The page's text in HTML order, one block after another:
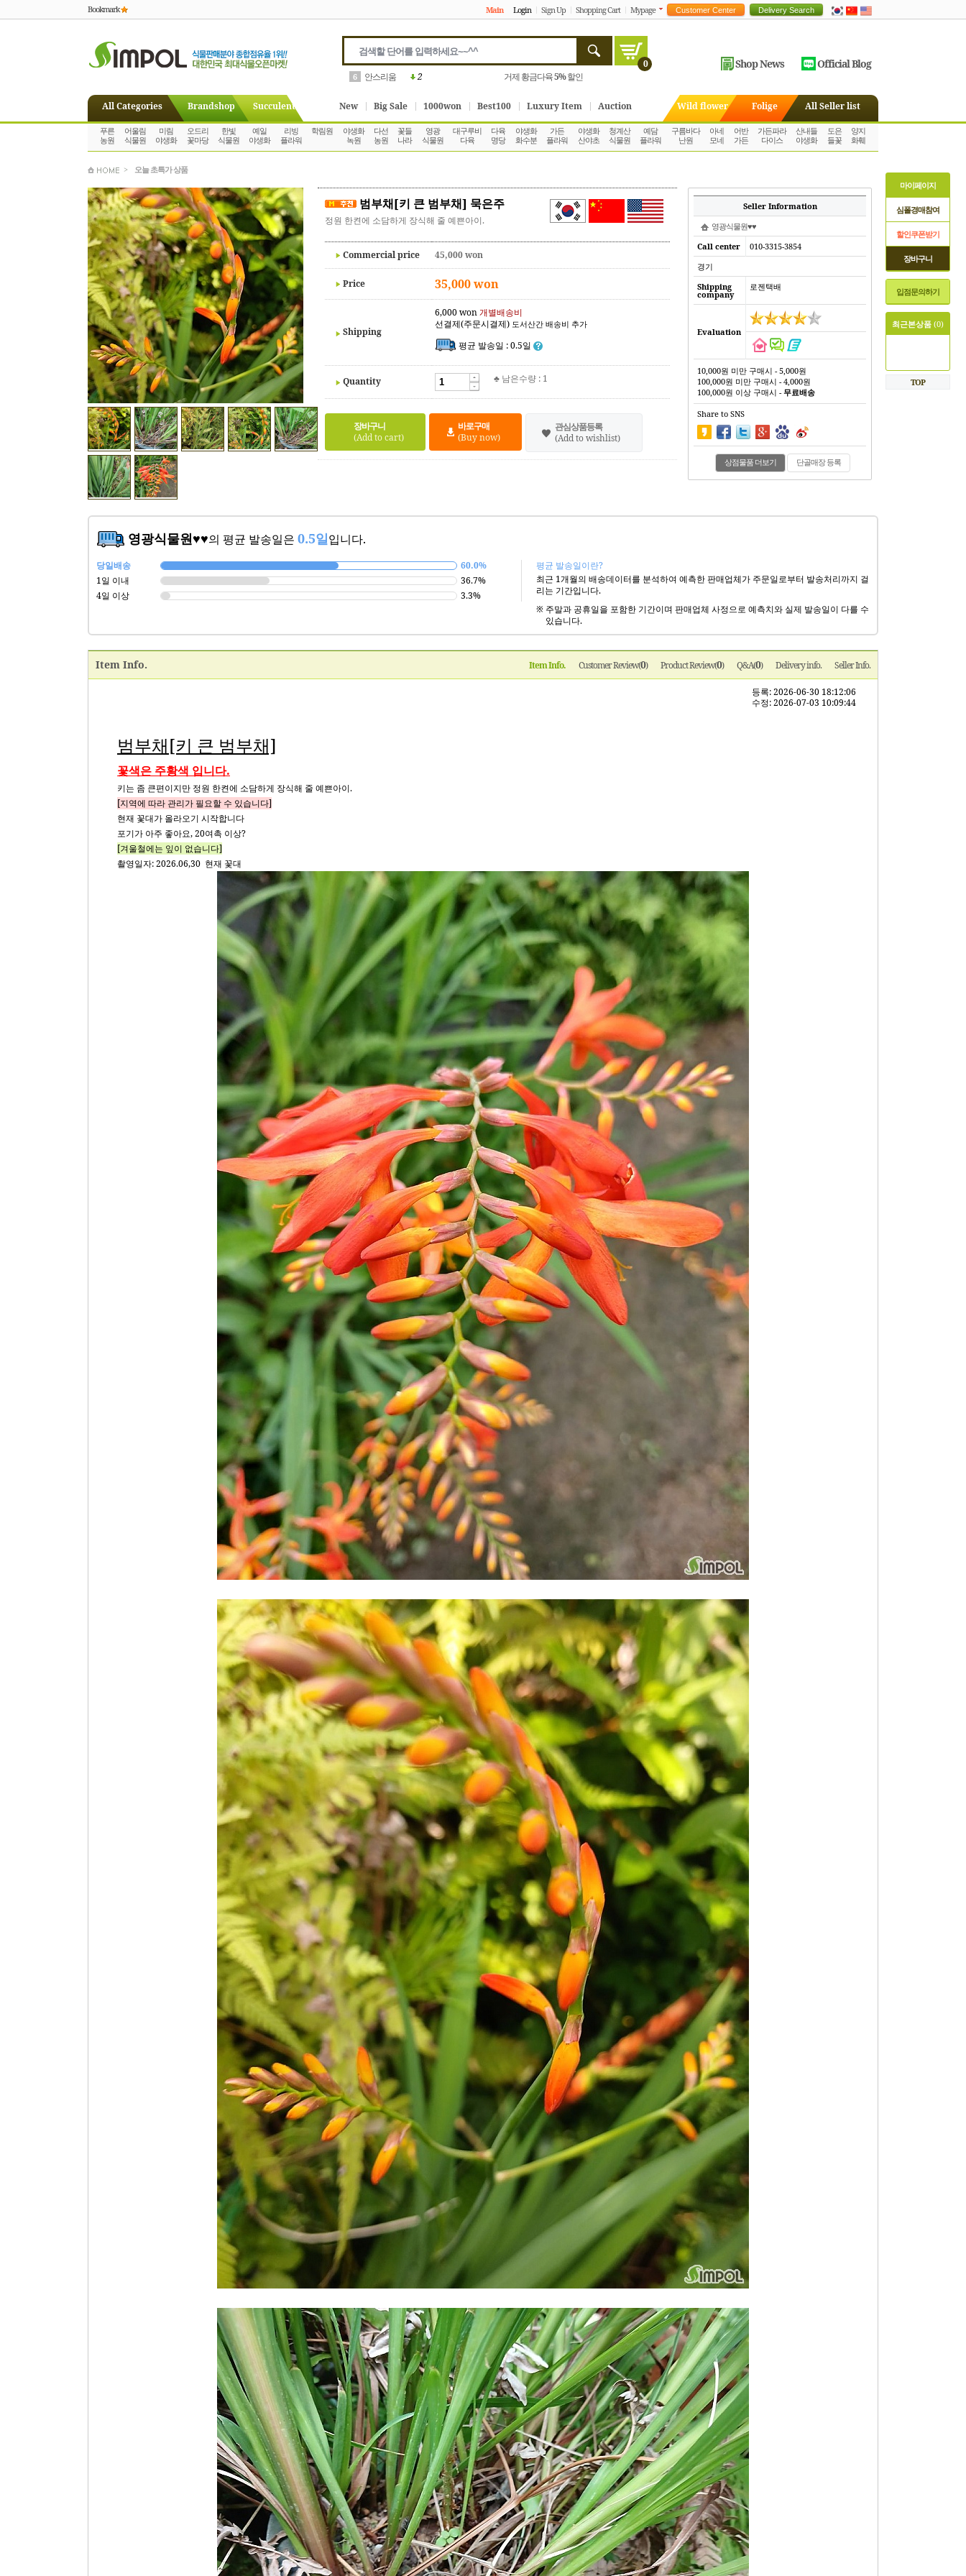
Bookmark Main Login Sign Up Shopping Cart Mypage
0
7 고사리 2 거제 황금다육10%할인
Shop News Official Blog
All Categories Brandshop Succulent New Big Sale 1000won Best100 Luxury Item Auction Wild flower Folige All Seller list
푸른
농원
어울림
식물원
미림
야생화
오드리
꽃마당
한빛
식물원
예일
야생화
리빙
플라워
학림원
야생화
녹원
다선
농원
꽃들
나라
영광
식물원
대구루비
다육
다육
명당
야생화
화수분
가든
플라워
야생화
산야초
청계산
식물원
예담
플라워
구름바다
난원
아네
모네
어반
가든
가든파라
다이스
산내들
야생화
도은
들꽃
양지
화훼
> 오늘 초특가 상품
범부채[키 큰 범부채] 묵은주
정원 한켠에 소담하게 장식해 줄 예쁜아이.
Commercial price 45,000 won
Price 35,000 won
Shipping
6,000 won개별배송비
선결제(주문시결제) 도서산간 배송비 추가
평균 발송일 : 0.5일
Quantity ♣ 남은수량 : 1
장바구니
(Add to cart)
바로구매
(Buy now)
관심상품등록
(Add to wishlist)
Seller Information
영광식물원♥♥
Call center
010-3315-3854
경기
Shipping
company
로젠택배
Evaluation
10,000원 미만 구매시 - 5,000원
100,000원 미만 구매시 - 4,000원
100,000원 이상 구매시 -무료배송
Share to SNS
상점물품 더보기 단골매장 등록
영광식물원♥♥의 평균 발송일은 0.5일입니다.
당일배송
60.0%
1일 이내
36.7%
4일 이상
3.3%
평균 발송일이란?
최근 1개월의 배송데이터를 분석하여 예측한 판매업체가 주문일로부터 발송처리까지 걸
리는 기간입니다.
※ 주말과 공휴일을 포함한 기간이며 판매업체 사정으로 예측치와 실제 발송일이 다를 수
있습니다.
Item Info. Item Info. Customer Review(0) Product Review(0) Q&A(0) Delivery info. Seller Info.
등록: 2026-06-30 18:12:06
수정: 2026-07-03 10:09:44
범부채[키 큰 범부채]
꽃색은 주황색 입니다.
키는 좀 큰편이지만 정원 한켠에 소담하게 장식해 줄 예쁜아이.
[지역에 따라 관리가 필요할 수 있습니다]
현재 꽃대가 올라오기 시작합니다
포기가 아주 좋아요, 20여촉 이상?
[겨울철에는 잎이 없습니다]
촬영일자: 2026.06,30 현재 꽃대
마이페이지
심폴경매참여
할인쿠폰받기
장바구니
입점문의하기
최근본상품 (0)
TOP